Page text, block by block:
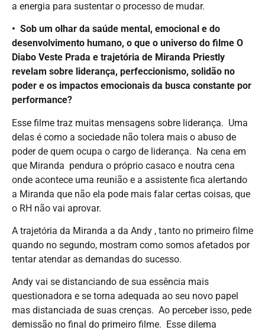
a energia para sustentar o processo de mudar.
•⁠ ⁠Sob um olhar da saúde mental, emocional e do
desenvolvimento humano, o que o universo do filme O
Diabo Veste Prada e trajetória de Miranda Priestly
revelam sobre liderança, perfeccionismo, solidão no
poder e os impactos emocionais da busca constante por
performance?
Esse filme traz muitas mensagens sobre liderança. Uma
delas é como a sociedade não tolera mais o abuso de
poder de quem ocupa o cargo de liderança. Na cena em
que Miranda pendura o próprio casaco e noutra cena
onde acontece uma reunião e a assistente fica alertando
a Miranda que não ela pode mais falar certas coisas, que
o RH não vai aprovar.
A trajetória da Miranda a da Andy , tanto no primeiro filme
quando no segundo, mostram como somos afetados por
tentar atendar as demandas do sucesso.
Andy vai se distanciando de sua essência mais
questionadora e se torna adequada ao seu novo papel
mas distanciada de suas crenças. Ao perceber isso, pede
demissão no final do primeiro filme. Esse dilema